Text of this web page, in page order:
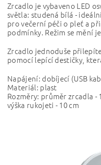
Zrcadlo je vybaveno LED
světla: studená bílá -
pro večerní péči o pleť a
podmínky. Režim se mění
Zrcadlo jednoduše
pomocí lepící destičky,
Napájení: dobíjecí (USB
Materiál: plast
Rozměry: průměr zrcadla -
výška rukojeti - 10 cm